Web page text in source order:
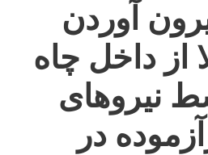
آوردن
از داخل چاه
نیروهای
در